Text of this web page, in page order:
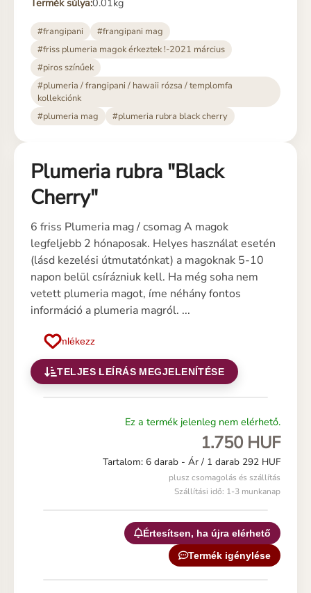
Termék súlya:0.01kg
#frangipani
#frangipani mag
#friss plumeria magok érkeztek !-2021 március
#piros színűek
#plumeria / frangipani / hawaii rózsa / templomfa
kollekciónk
#plumeria mag
#plumeria rubra black cherry
Plumeria rubra "Black
Cherry"
6 friss Plumeria mag / csomag A magok
legfeljebb 2 hónaposak. Helyes használat esetén
(lásd kezelési útmutatónkat) a magoknak 5-10
napon belül csírázniuk kell. Ha még soha nem
vetett plumeria magot, íme néhány fontos
információ a plumeria magról. ...
Emlékezz
TELJES LEÍRÁS MEGJELENÍTÉSE
Ez a termék jelenleg nem elérhető.
1.750 HUF
Tartalom: 6 darab - Ár / 1 darab 292 HUF
plusz csomagolás és szállítás
Szállítási idő: 1-3 munkanap
Értesítsen, ha újra elérhető
Termék igénylése